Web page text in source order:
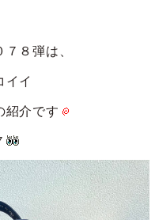
８弾は、
イ
紹介です